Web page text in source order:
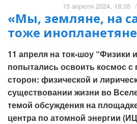
15 апреля 2024, 18:35 /
«Мы, земляне, на
тоже
11 апреля на ток-шоу “Физики
попытались освоить космос
сторон: физической и
существовании жизни во
темой обсуждения на
центра по атомной энергии